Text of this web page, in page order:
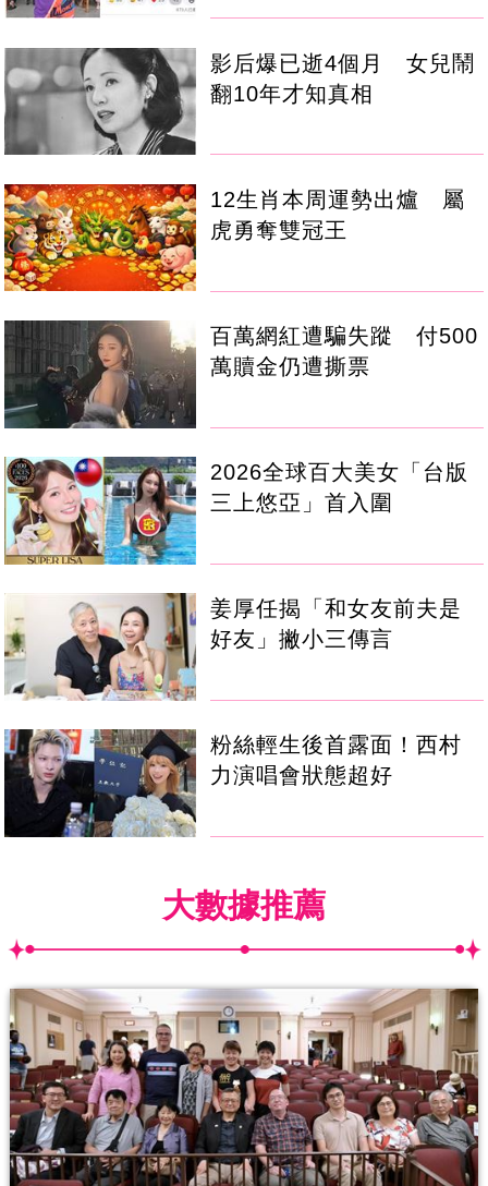
影后爆已逝4個月 女兒鬧
翻10年才知真相
12生肖本周運勢出爐 屬
虎勇奪雙冠王
百萬網紅遭騙失蹤 付500
萬贖金仍遭撕票
2026全球百大美女「台版
三上悠亞」首入圍
姜厚任揭「和女友前夫是
好友」撇小三傳言
粉絲輕生後首露面！西村
力演唱會狀態超好
大數據推薦